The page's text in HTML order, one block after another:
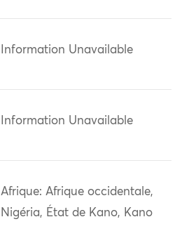
Information Unavailable
Information Unavailable
Afrique: Afrique occidentale,
Nigéria, État de Kano, Kano